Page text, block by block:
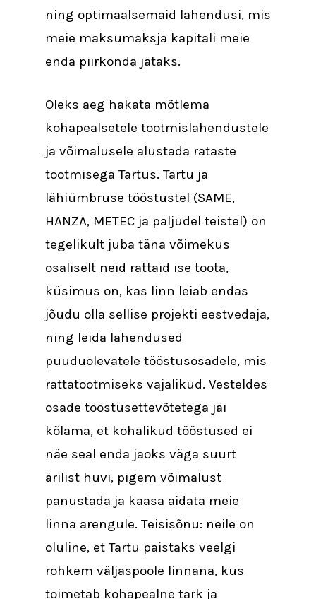
ning optimaalsemaid lahendusi, mis
meie maksumaksja kapitali meie
enda piirkonda jätaks.
Oleks aeg hakata mõtlema
kohapealsetele tootmislahendustele
ja võimalusele alustada rataste
tootmisega Tartus. Tartu ja
lähiümbruse tööstustel (SAME,
HANZA, METEC ja paljudel teistel) on
tegelikult juba täna võimekus
osaliselt neid rattaid ise toota,
küsimus on, kas linn leiab endas
jõudu olla sellise projekti eestvedaja,
ning leida lahendused
puuduolevatele tööstusosadele, mis
rattatootmiseks vajalikud. Vesteldes
osade tööstusettevõtetega jäi
kõlama, et kohalikud tööstused ei
näe seal enda jaoks väga suurt
ärilist huvi, pigem võimalust
panustada ja kaasa aidata meie
linna arengule. Teisisõnu: neile on
oluline, et Tartu paistaks veelgi
rohkem väljaspoole linnana, kus
toimetab kohapealne tark ja